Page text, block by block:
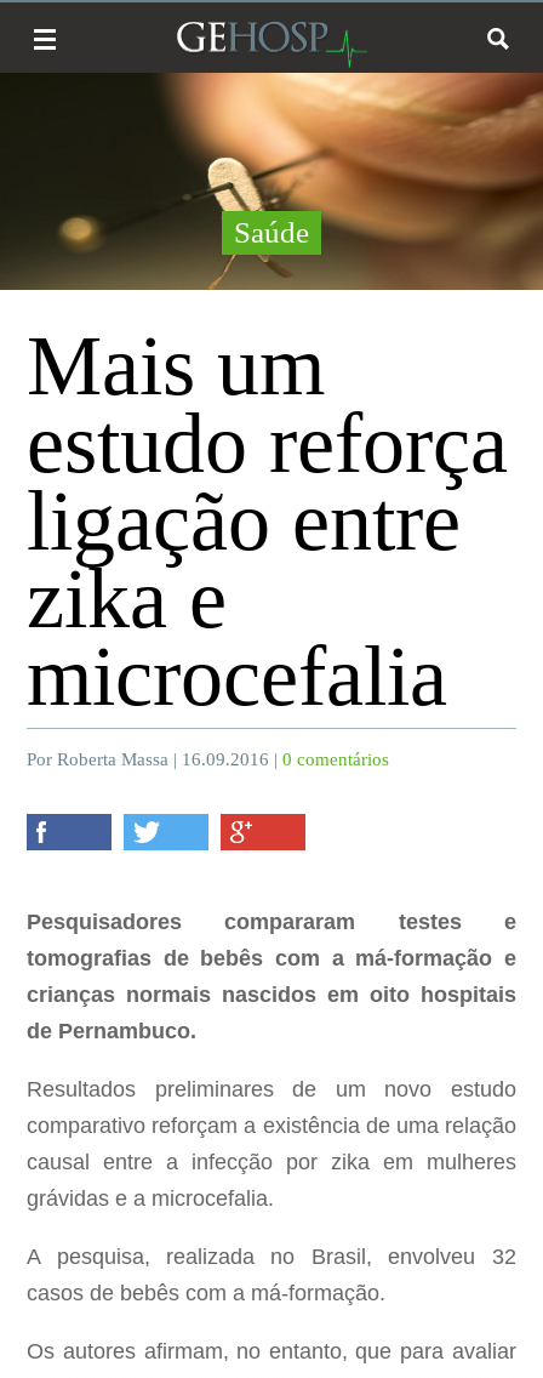
Saúde
Mais um
estudo reforça
ligação entre
zika e
microcefalia
Por Roberta Massa | 16.09.2016 |0 comentários
Pesquisadores compararam testes e
tomografias de bebês com a má-formação e
crianças normais nascidos em oito hospitais
de Pernambuco.
Resultados preliminares de um novo estudo
comparativo reforçam a existência de uma relação
causal entre a infecção por zika em mulheres
grávidas e a microcefalia.
A pesquisa, realizada no Brasil, envolveu 32
casos de bebês com a má-formação.
Os autores afirmam, no entanto, que para avaliar